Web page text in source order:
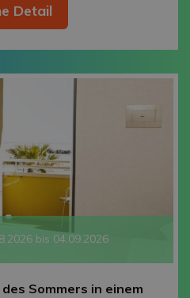
Detail
bis 04.09.2026
Sommers in einem